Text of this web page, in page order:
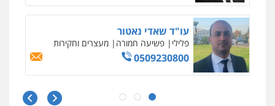
שחר לדובסקי, עו"ד
פלילי מעצרים וחקירות עבירות המתה
דין לענייני אסירים
0507913332
גיא זהבי משרד עורכי דין